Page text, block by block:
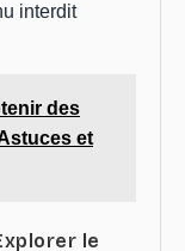
interdit
des
et
le